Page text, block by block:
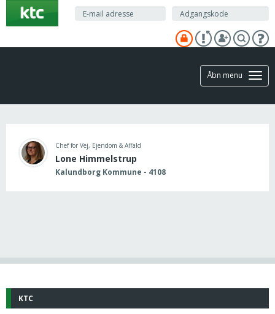
hovedindhold
Åbn menu
Chef for Vej, Ejendom & Affald
Lone Himmelstrup
Kalundborg Kommune - 4108
KTC